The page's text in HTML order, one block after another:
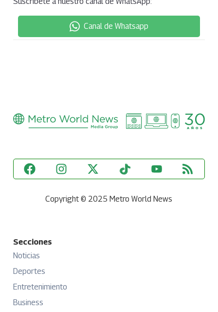
Canal de Whatsapp
Copyright © 2025 Metro World News
Secciones
Noticias
Deportes
Entretenimiento
Business